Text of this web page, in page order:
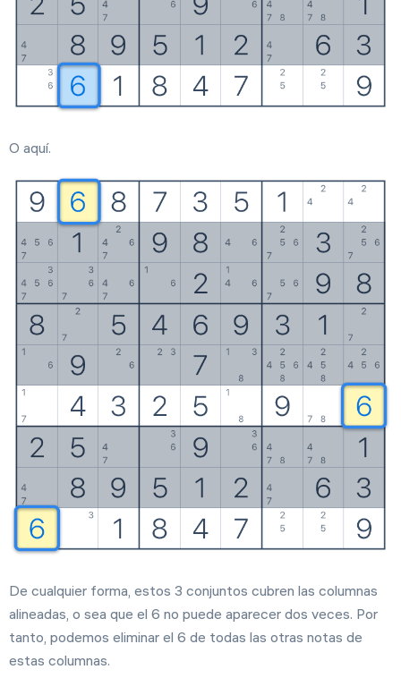
O aquí.
De cualquier forma, estos 3 conjuntos cubren las columnas
alineadas, o sea que el 6 no puede aparecer dos veces. Por
tanto, podemos eliminar el 6 de todas las otras notas de
estas columnas.